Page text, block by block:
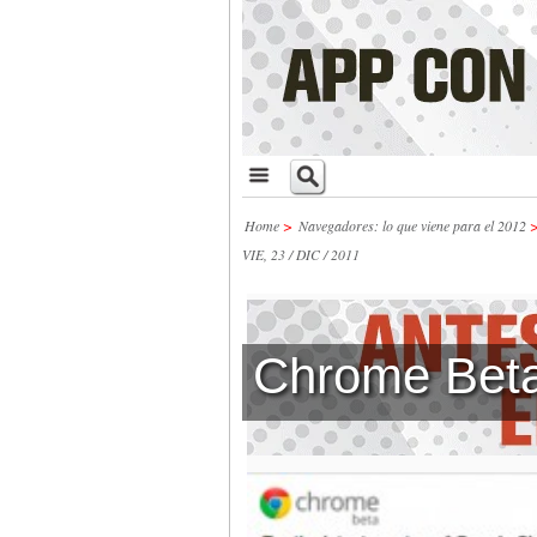
Home> Navegadores: lo que viene para el 2012
VIE, 23 / DIC / 2011
Chrome